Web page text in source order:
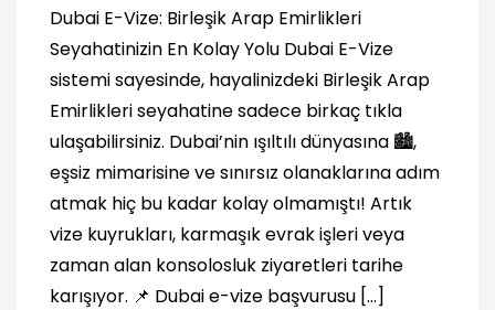
Dubai E-Vize: Birleşik Arap Emirlikleri
Seyahatinizin En Kolay Yolu Dubai E-Vize
sistemi sayesinde, hayalinizdeki Birleşik Arap
Emirlikleri seyahatine sadece birkaç tıkla
ulaşabilirsiniz. Dubai’nin ışıltılı dünyasına 🏙️,
eşsiz mimarisine ve sınırsız olanaklarına adım
atmak hiç bu kadar kolay olmamıştı! Artık
vize kuyrukları, karmaşık evrak işleri veya
zaman alan konsolosluk ziyaretleri tarihe
karışıyor. 📌 Dubai e-vize başvurusu […]